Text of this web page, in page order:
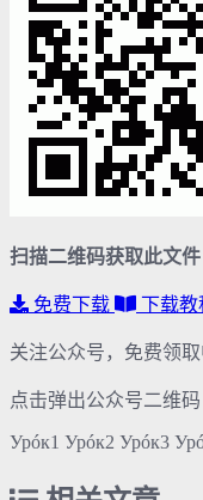
扫描二维码获取此文件
免费下载 下载教
关注公众号，免费领
点击弹出公众号二维码
Урóк1 Урóк2 Урóк3